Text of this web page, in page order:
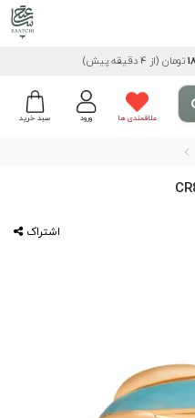
تومان (از 4 دقیقه پیش)
سبد خرید ورود علاقمندی ها
اشتراک